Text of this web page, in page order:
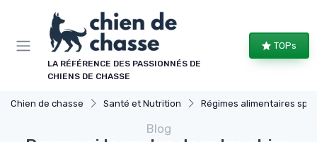
LA RÉFÉRENCE DES PASSIONNÉS DE
CHIENS DE CHASSE
TOPs
Chien de chasse Santé et Nutrition Régimes alimentaires spécifiques
Blog
Panneau de gestion des cookies